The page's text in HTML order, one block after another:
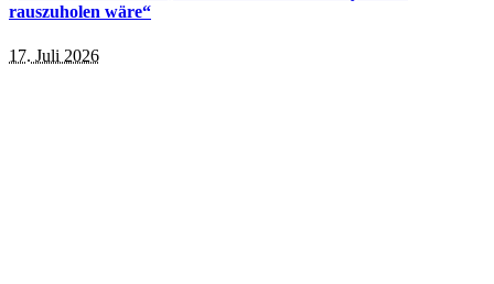
rauszuholen wäre“
17. Juli 2026